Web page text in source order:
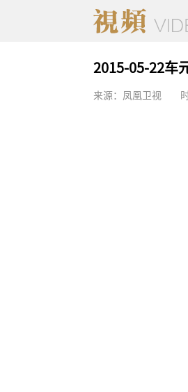
2015-05-22车
来源：凤凰卫视